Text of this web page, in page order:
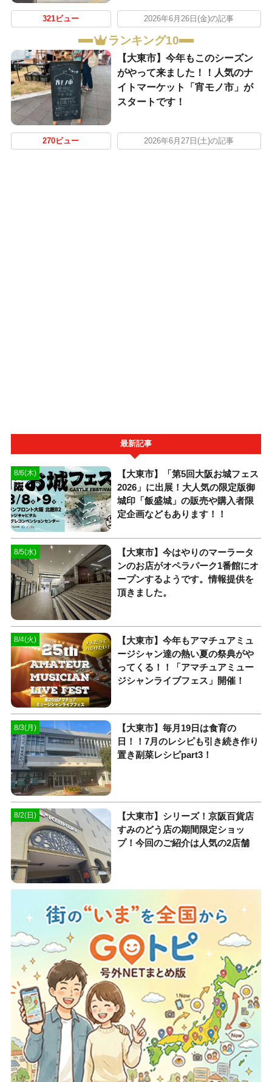
321ビュー 2026年6月26日(金)の記事
ランキング10
【大東市】今年もこのシーズン
がやって来ました！！人気のナ
イトマーケット「宵モノ市」が
スタートです！
270ビュー 2026年6月27日(土)の記事
最新記事
8/6(木)
【大東市】「第5回大阪お城フェス
2026」に出展！大人気の限定版御
城印「飯盛城」の販売や購入者限
定企画などもあります！！
8/5(水)
【大東市】今はやりのマーラータ
ンのお店がオペラパーク1番館にオ
ープンするようです。情報提供を
頂きました。
8/4(火)
【大東市】今年もアマチュアミュ
ージシャン達の熱い夏の祭典がや
ってくる！！「アマチュアミュー
ジシャンライブフェス」開催！
8/3(月)
【大東市】毎月19日は食育の
日！！7月のレシピも引き続き作り
置き副菜レシピpart3！
8/2(日)
【大東市】シリーズ！京阪百貨店
すみのどう店の期間限定ショッ
プ！今回のご紹介は人気の2店舗